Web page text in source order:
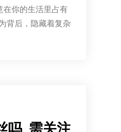
在你的生活里占有
背后，隐藏着复杂